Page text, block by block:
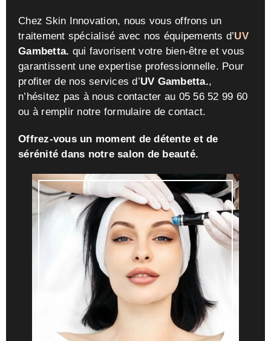
Chez Skin Innovation, nous vous offrons un
traitement spécialisé avec nos équipements d’UV
Gambetta. qui favorisent votre bien-être et vous
garantissent une expertise professionnelle. Pour
profiter de nos services d’UV Gambetta.,
n’hésitez pas à nous contacter au 05 56 52 99 60
ou à remplir notre formulaire de contact.
Offrez-vous un moment de détente et de
sérénité dans notre salon de beauté.